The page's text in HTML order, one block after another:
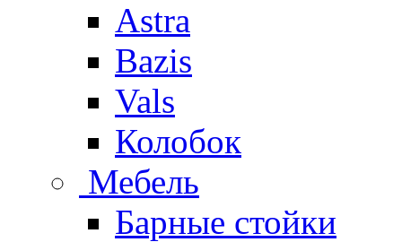
Astra
Bazis
Vals
Колобок
Мебель
Барные стойки